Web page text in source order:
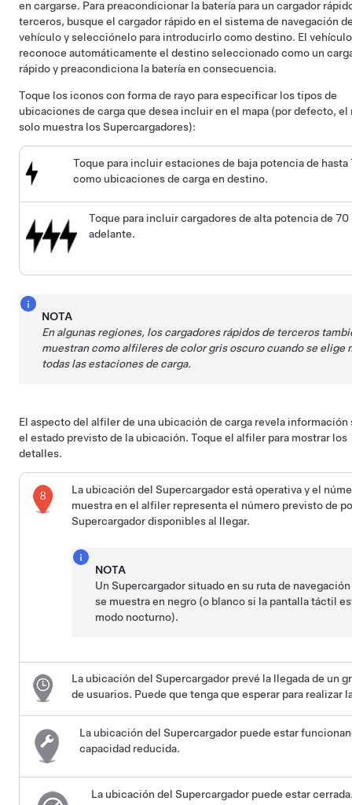
en cargarse. Para preacondicionar la batería para un cargador
terceros, busque el cargador rápido en el sistema de navegación
vehículo y selecciónelo para introducirlo como destino. El vehículo
reconoce automáticamente el destino seleccionado como un
rápido y preacondiciona la batería en consecuencia.
Toque los iconos con forma de rayo para especificar los tipos de
ubicaciones de carga que desea incluir en el mapa (por defecto, el
solo muestra los Supercargadores):
Toque para incluir estaciones de baja potencia de hasta
como ubicaciones de carga en destino.
Toque para incluir cargadores de alta potencia de 70
adelante.
NOTA
En algunas regiones, los cargadores rápidos de terceros
muestran como alfileres de color gris oscuro cuando se elige
todas las estaciones de carga.
El aspecto del alfiler de una ubicación de carga revela información
el estado previsto de la ubicación. Toque el alfiler para mostrar los
detalles.
La ubicación del Supercargador está operativa y el
muestra en el alfiler representa el número previsto de
Supercargador disponibles al llegar.
NOTA
Un Supercargador situado en su ruta de
se muestra en negro (o blanco si la pantalla táctil
modo nocturno).
La ubicación del Supercargador prevé la llegada de un
de usuarios. Puede que tenga que esperar para realizar
La ubicación del Supercargador puede estar
capacidad reducida.
La ubicación del Supercargador puede estar